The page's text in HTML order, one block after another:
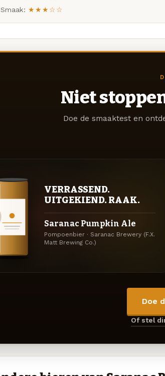
Smaak: ★★★☆☆
Niet
Doe de smaaktest en
VERRASSEND.
UITGEKIEND. RAAK.
Saranac Pumpkin Ale
Pompoenbier · Saranac Brewery (F.X.
Matt Brewing Co.)
Doe
Of stel